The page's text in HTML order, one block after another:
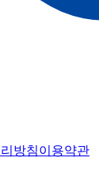
방침이용약관